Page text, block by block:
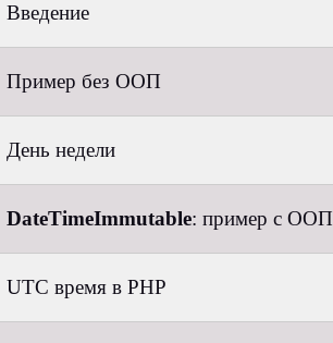
Введение
Пример без ООП
День недели
DateTimeImmutable: пример с ООП
UTC время в PHP